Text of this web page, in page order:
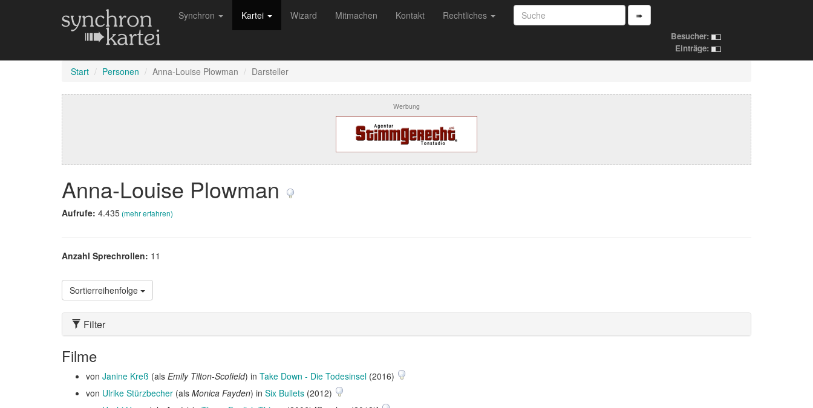
Synchron Kartei Wizard Mitmachen Kontakt Rechtliches ➠
Besucher:
Einträge:
Start Personen Anna-Louise Plowman Darsteller
Werbung
Anna-Louise Plowman
Aufrufe: 4.435(mehr erfahren)
Anzahl Sprechrollen: 11
Sortierreihenfolge
Filter
Filme
von Janine Kreß (als Emily Tilton-Scofield) in Take Down - Die Todesinsel (2016)
von Ulrike Stürzbecher (als Monica Fayden) in Six Bullets (2012)